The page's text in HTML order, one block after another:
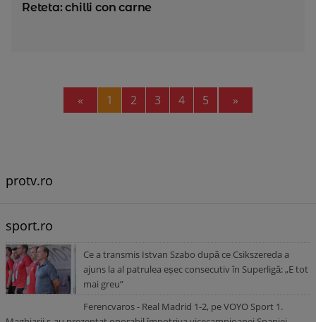
Reteta: chilli con carne
« Previous
1 2 3 4 5 »
protv.ro
sport.ro
Ce a transmis Istvan Szabo după ce Csikszereda a
ajuns la al patrulea eșec consecutiv în Superligă: „E tot
mai greu”
Ferencvaros - Real Madrid 1-2, pe VOYO Sport 1.